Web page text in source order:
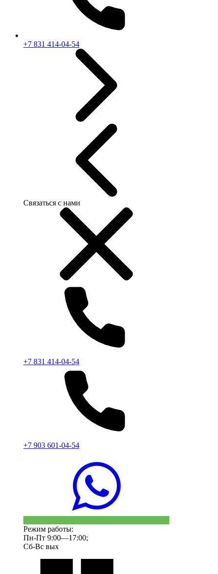
+7 831 414-04-54
Связаться с нами
+7 831 414-04-54
+7 903 601-04-54
Режим работы:
Пн-Пт 9:00—17:00;
Сб-Вс вых